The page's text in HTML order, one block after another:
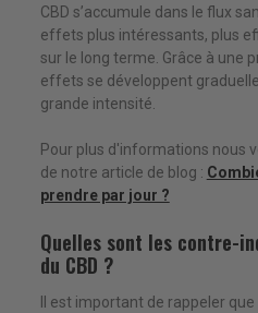
CBD s’accumule dans le flux
effets plus intéressants, plus
sur le long terme. Grâce à une
effets se développent
grande intensité.
Pour plus d'informations nous
de notre article de blog :
prendre par jour ?
Quelles sont les contre-
du CBD ?
Il est important de rappeler